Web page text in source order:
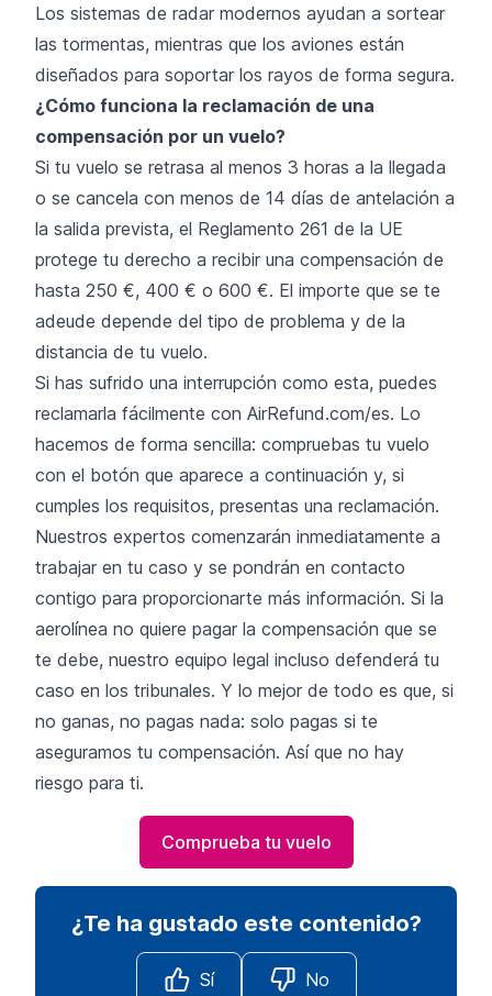
Los sistemas de radar modernos ayudan a sortear
las tormentas, mientras que los aviones están
diseñados para soportar los rayos de forma segura.
¿Cómo funciona la reclamación de una
compensación por un vuelo?
Si tu vuelo se retrasa al menos 3 horas a la llegada
o se cancela con menos de 14 días de antelación a
la salida prevista, el Reglamento 261 de la UE
protege tu derecho a recibir una compensación de
hasta 250 €, 400 € o 600 €. El importe que se te
adeude depende del tipo de problema y de la
distancia de tu vuelo.
Si has sufrido una interrupción como esta, puedes
reclamarla fácilmente con AirRefund.com/es. Lo
hacemos de forma sencilla: compruebas tu vuelo
con el botón que aparece a continuación y, si
cumples los requisitos, presentas una reclamación.
Nuestros expertos comenzarán inmediatamente a
trabajar en tu caso y se pondrán en contacto
contigo para proporcionarte más información. Si la
aerolínea no quiere pagar la compensación que se
te debe, nuestro equipo legal incluso defenderá tu
caso en los tribunales. Y lo mejor de todo es que, si
no ganas, no pagas nada: solo pagas si te
aseguramos tu compensación. Así que no hay
riesgo para ti.
Comprueba tu vuelo
¿Te ha gustado este contenido?
Sí No